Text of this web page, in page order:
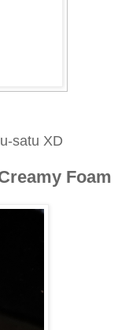
satu XD
Foam